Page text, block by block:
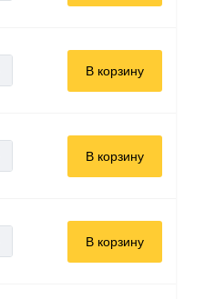
В корзину
В корзину
В корзину